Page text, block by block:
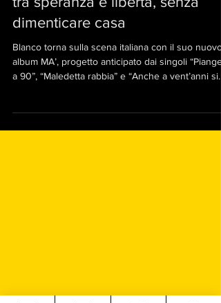
MA', il nuovo capitolo di Blanco:
tra speranza e libertà, senza
dimenticare casa
Blanco torna sulla scena italiana con il suo nuovo
muore”.